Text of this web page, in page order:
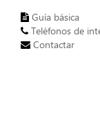
Guía básica
Teléfonos de
Contactar